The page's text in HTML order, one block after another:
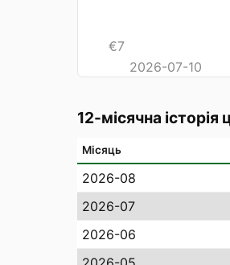
€7
2026-07-10
12-місячна історія
Місяць
2026-08
2026-07
2026-06